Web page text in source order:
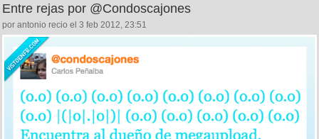
Entre rejas por @Condoscajones
por antonio recio el 3 feb 2012, 23:51